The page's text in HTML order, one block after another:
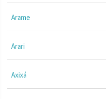
Arame
Arari
Axixá